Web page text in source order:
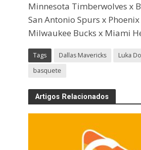
Minnesota Timberwolves x
San Antonio Spurs x Phoenix
Milwaukee Bucks x Miami
Tags Dallas Mavericks Luka
basquete
Artigos Relacionados